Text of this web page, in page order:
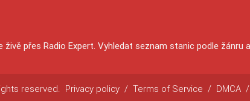
přes Radio Expert. Vyhledat seznam stanic podle žánru
reserved. Privacy policy / Terms of Service / DMCA /